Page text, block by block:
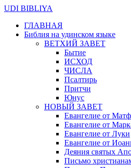
UDI BIBLIYA
ГЛАВНАЯ
Библия на удинском языке
ВЕТХИЙ ЗАВЕТ
Бытие
ИСХОД
ЧИСЛА
Псалтирь
Притчи
Юнус
НОВЫЙ ЗАВЕТ
Евангелие от
Евангелие от
Евангелие от Луки
Евангелие от
Деяния святых
Письмо